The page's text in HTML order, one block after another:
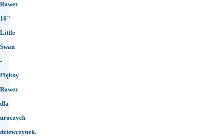
Rower
16"
Little
Swan
-
Piękny
Rower
dla
uroczych
dziewczynek.